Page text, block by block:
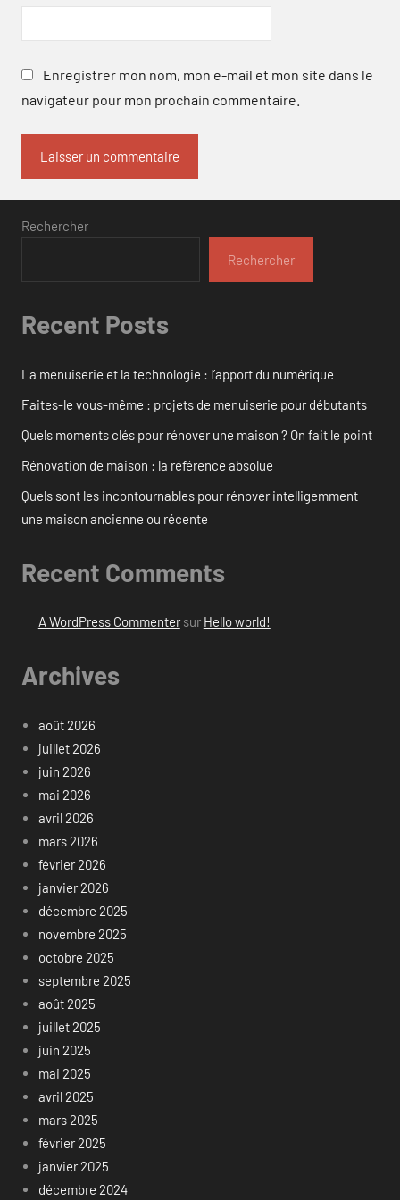
Enregistrer mon nom, mon e-mail et mon site dans le
navigateur pour mon prochain commentaire.
Rechercher
Rechercher
Recent Posts
La menuiserie et la technologie : l’apport du numérique
Faites-le vous-même : projets de menuiserie pour débutants
Quels moments clés pour rénover une maison ? On fait le point
Rénovation de maison : la référence absolue
Quels sont les incontournables pour rénover intelligemment
une maison ancienne ou récente
Recent Comments
A WordPress Commentersur Hello world!
Archives
août 2026
juillet 2026
juin 2026
mai 2026
avril 2026
mars 2026
février 2026
janvier 2026
décembre 2025
novembre 2025
octobre 2025
septembre 2025
août 2025
juillet 2025
juin 2025
mai 2025
avril 2025
mars 2025
février 2025
janvier 2025
décembre 2024